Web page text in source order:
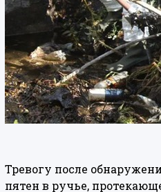
Тревогу после
пятен в ручье,